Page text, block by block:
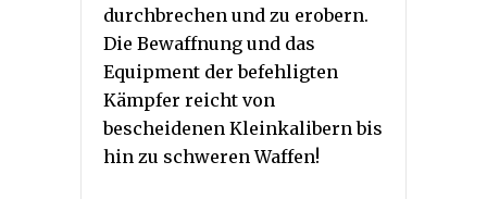
durchbrechen und zu erobern.
Die Bewaffnung und das
Equipment der befehligten
Kämpfer reicht von
bescheidenen Kleinkalibern bis
hin zu schweren Waffen!